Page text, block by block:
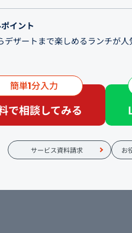
イント
デザートまで楽しめるランチが
。 本店と同じくタイ出身の料理
ディナータイムでのお食事はもち
す。フードイベントやメディアで
をお見逃しなく。お昼から17時
簡単1分入力
で相談してみる
サービス資料請求 お